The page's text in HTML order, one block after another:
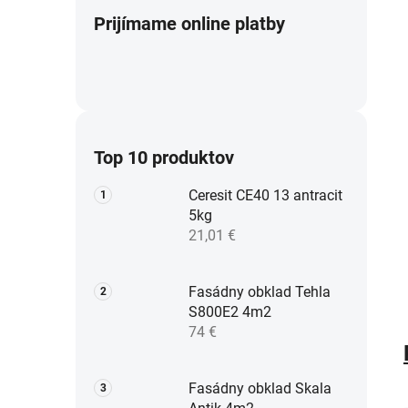
Prijímame online platby
Top 10 produktov
Ceresit CE40 13 antracit
5kg
21,01 €
Fasádny obklad Tehla
S800E2 4m2
74 €
Fasádny obklad Skala